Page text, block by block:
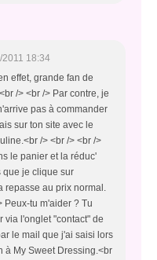
2011 18:34
effet, grande fan de
/> <br /> Par contre, je
pas à commander
sur ton site avec le
/> <br /> <br />
le panier et la réduc'
que je clique sur
repasse au prix normal.
Peux-tu m'aider ? Tu
via l'onglet "contact" de
le mail que j'ai saisi lors
à My Sweet Dressing.<br